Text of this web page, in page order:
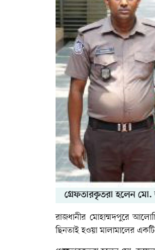
গ্রেফতারকৃতরা হলেন
রাজধানীর মোহাম্মদপুরে
ছিনতাই হওয়া মালামালের